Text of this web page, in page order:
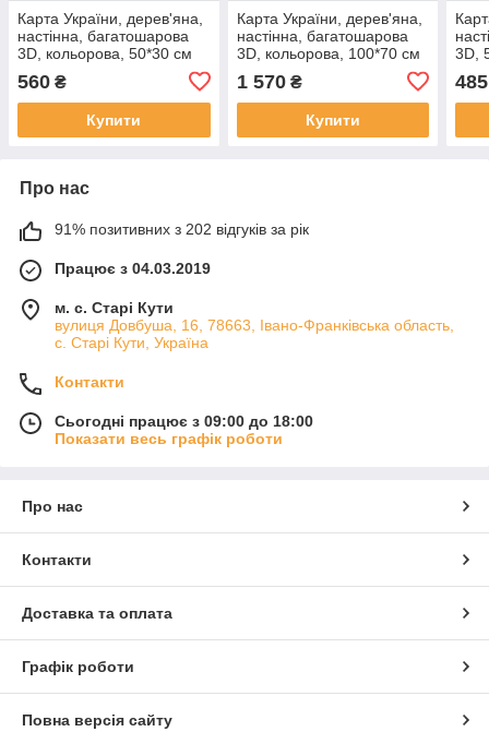
Карта України, дерев'яна,
настінна, багатошарова
3D, кольорова, 50*30 см
560 ₴
Купити
Карта України, дерев'яна,
настінна, багатошарова
3D, кольорова, 100*70 см
1 570₴
Купити
3D,
485
Про нас
91% позитивних з 202 відгуків за рік
Працює з 04.03.2019
м. с. Старі Кути
вулиця Довбуша, 16, 78663, Івано-Франківська область,
с. Старі Кути, Україна
Контакти
Сьогодні працює з 09:00 до 18:00
Показати весь графік роботи
Про нас
Контакти
Доставка та оплата
Графік роботи
Повна версія сайту